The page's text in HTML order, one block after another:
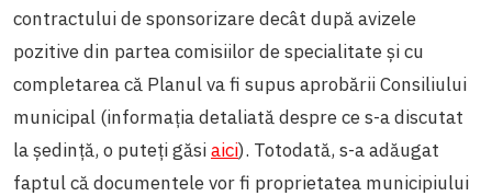
contractului de sponsorizare decât după avizele
pozitive din partea comisiilor de specialitate și cu
completarea că Planul va fi supus aprobării Consiliului
municipal (informația detaliată despre ce s-a discutat
la ședință, o puteți găsiaici). Totodată, s-a adăugat
faptul că documentele vor fi proprietatea municipiului